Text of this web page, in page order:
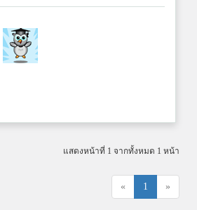
แสดงหน้าที่ 1 จากทั้งหมด 1 หน้า
« 1 »